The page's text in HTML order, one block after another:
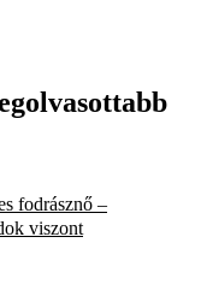
fodrásznő –
viszont